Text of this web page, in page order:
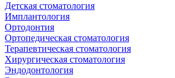
Детская стоматология
Имплантология
Ортодонтия
Ортопедическая стоматология
Терапевтическая стоматология
Хирургическая стоматология
Эндодонтология